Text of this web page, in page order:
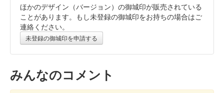
姫路城 御城印 秀吉 春の陣
販売終了
姫路城 御城印 令和八年新春 金
販売終了
ほかのデザイン（バージョン）の御城印が販売されている
ことがあります。もし未登録の御城印をお持ちの場合はご
連絡ください。
未登録の御城印を申請する
みんなのコメント